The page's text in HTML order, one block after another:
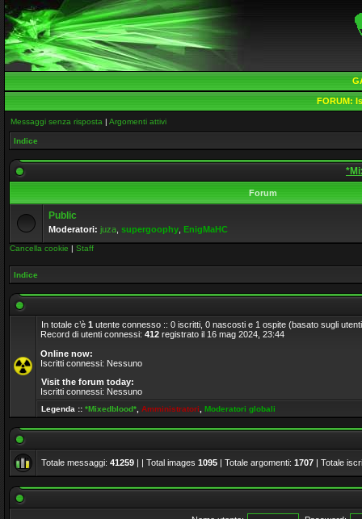
FORUM:
Messaggi senza risposta | Argomenti attivi
Indice
Forum
Public
Moderatori: juza supergoophy EnigMaHC
Cancella cookie | Staff
Indice
In totale c’è 1 utente connesso :: 0 iscritti, 0 nascosti e 1 ospite (basato sugli
Record di utenti connessi: 412 registrato il 16 mag 2024, 23:44
Online now:
Iscritti connessi: Nessuno
Visit the forum today:
Iscritti connessi: Nessuno
Legenda :: *Mixedblood* Amministratori Moderatori globali
Totale messaggi: 41259 | | Total images 1095 | Totale argomenti: 1707 | Totale